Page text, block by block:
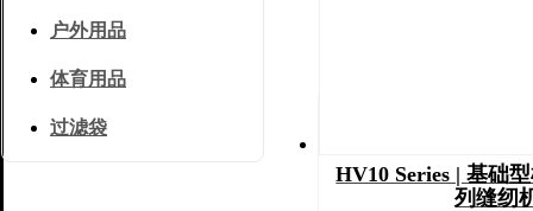
手袋和鞋子
HV10 Series | 基础
列缝纫
户外用品
体育用品
过滤袋